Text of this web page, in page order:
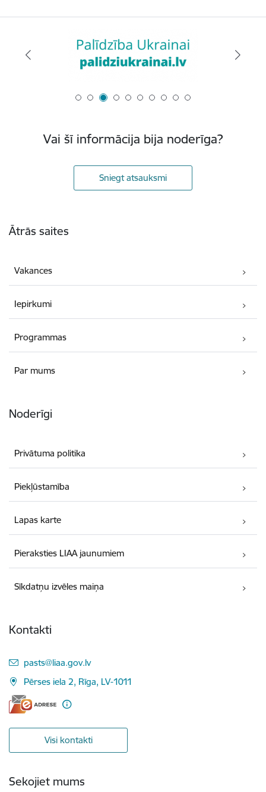
Vai šī informācija bija noderīga?
Sniegt atsauksmi
Ātrās saites
Vakances
Iepirkumi
Programmas
Par mums
Noderīgi
Privātuma politika
Piekļūstamība
Lapas karte
Pieraksties LIAA jaunumiem
Sīkdatņu izvēles maiņa
Kontakti
E-pasts:
pasts@liaa.gov.lv
Pērses iela 2, Rīga, LV-1011
Visi kontakti
Sekojiet mums